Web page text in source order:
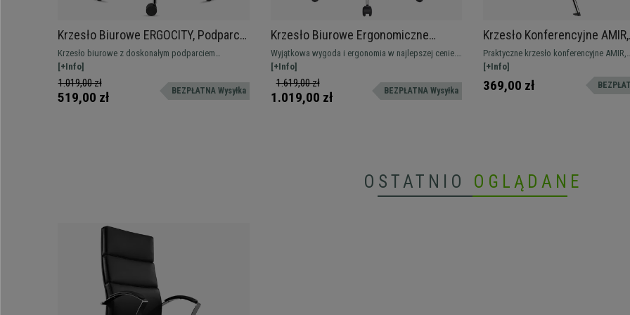
Krzesło Biurowe ERGOCITY, Podparcie
Lędźwiowe, Odchylane Oparcie,
Czarne
Krzesło biurowe z doskonałym podparciem
lędźwiowym, bardzo wygodne. Solidne i wytrzymałe,
z metalową podstawą.
[+Info]
1.019,00 zł
519,00 zł BEZPŁATNA Wysyłka
Krzesło Biurowe Ergonomiczne
MANTRA, Niesamowite Oparcie,
Regulowane Podłokietniki, 8H Pracy,
Czarne
Wyjątkowa wygoda i ergonomia w najlepszej cenie.
Dostosowana do profesjonalnego użytku, z
regulowanymi podłokietnikami i wysyłką w ciągu
24/48 godzin
[+Info]
1.619,00 zł
1.019,00 zł BEZPŁATNA Wysyłka
Krzesło Konferencyjne AMIR,
Wygodne i Praktyczne,
Kolor Niebieski
Praktyczne krzesło konferencyjne AMIR,
spektakularny design, który nada
charakter poczekalni lub sali
Dostępne w różnych kolorach.
[+Info]
369,00 zł
OSTATNIO OGLĄDANE